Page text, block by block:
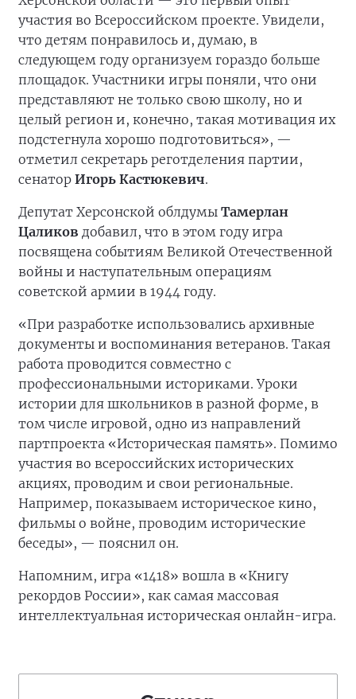
участия во Всероссийском проекте. Увидели,
что детям понравилось и, думаю, в
следующем году организуем гораздо больше
площадок. Участники игры поняли, что они
представляют не только свою школу, но и
целый регион и, конечно, такая мотивация их
подстегнула хорошо подготовиться», —
отметил секретарь реготделения партии,
сенатор Игорь Кастюкевич.
Депутат Херсонской облдумы Тамерлан
Цаликов добавил, что в этом году игра
посвящена событиям Великой Отечественной
войны и наступательным операциям
советской армии в 1944 году.
«При разработке использовались архивные
документы и воспоминания ветеранов. Такая
работа проводится совместно с
профессиональными историками. Уроки
истории для школьников в разной форме, в
том числе игровой, одно из направлений
партпроекта «Историческая память». Помимо
участия во всероссийских исторических
акциях, проводим и свои региональные.
Например, показываем историческое кино,
фильмы о войне, проводим исторические
беседы», — пояснил он.
Напомним, игра «1418» вошла в «Книгу
рекордов России», как самая массовая
интеллектуальная историческая онлайн-игра.